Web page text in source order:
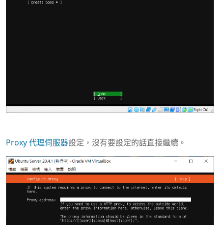
Proxy 代理伺服器設定，沒有要設定的話直接繼續。